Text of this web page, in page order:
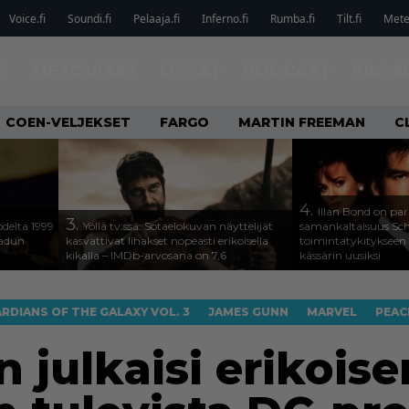
Voice.fi Soundi.fi Pelaaja.fi Inferno.fi Rumba.fi Tilt.fi
COEN-VELJEKSET FARGO MARTIN FREEMAN
1999
3. Yöllä tv:ssä: Sotaelokuvan näyttelijät
kasvattivat lihakset nopeasti erikoisella
kikalla – IMDb-arvosana on 7,6
4. Illan Bond on
samankaltaisuus
toimintatykitykseen
kässärin uusiksi
OF THE GALAXY VOL. 3 JAMES GUNN MARVEL
julkaisi